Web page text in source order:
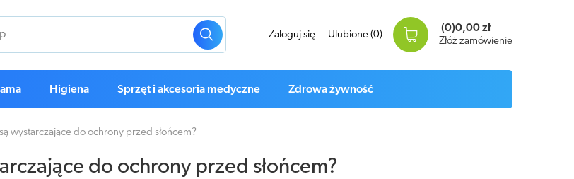
Zaloguj się Ulubione (0)
(0)0,00 zł
Złóż zamówienie
Higiena Sprzęt i akcesoria medyczne Zdrowa żywność
wystarczające do ochrony przed słońcem?
do ochrony przed słońcem?